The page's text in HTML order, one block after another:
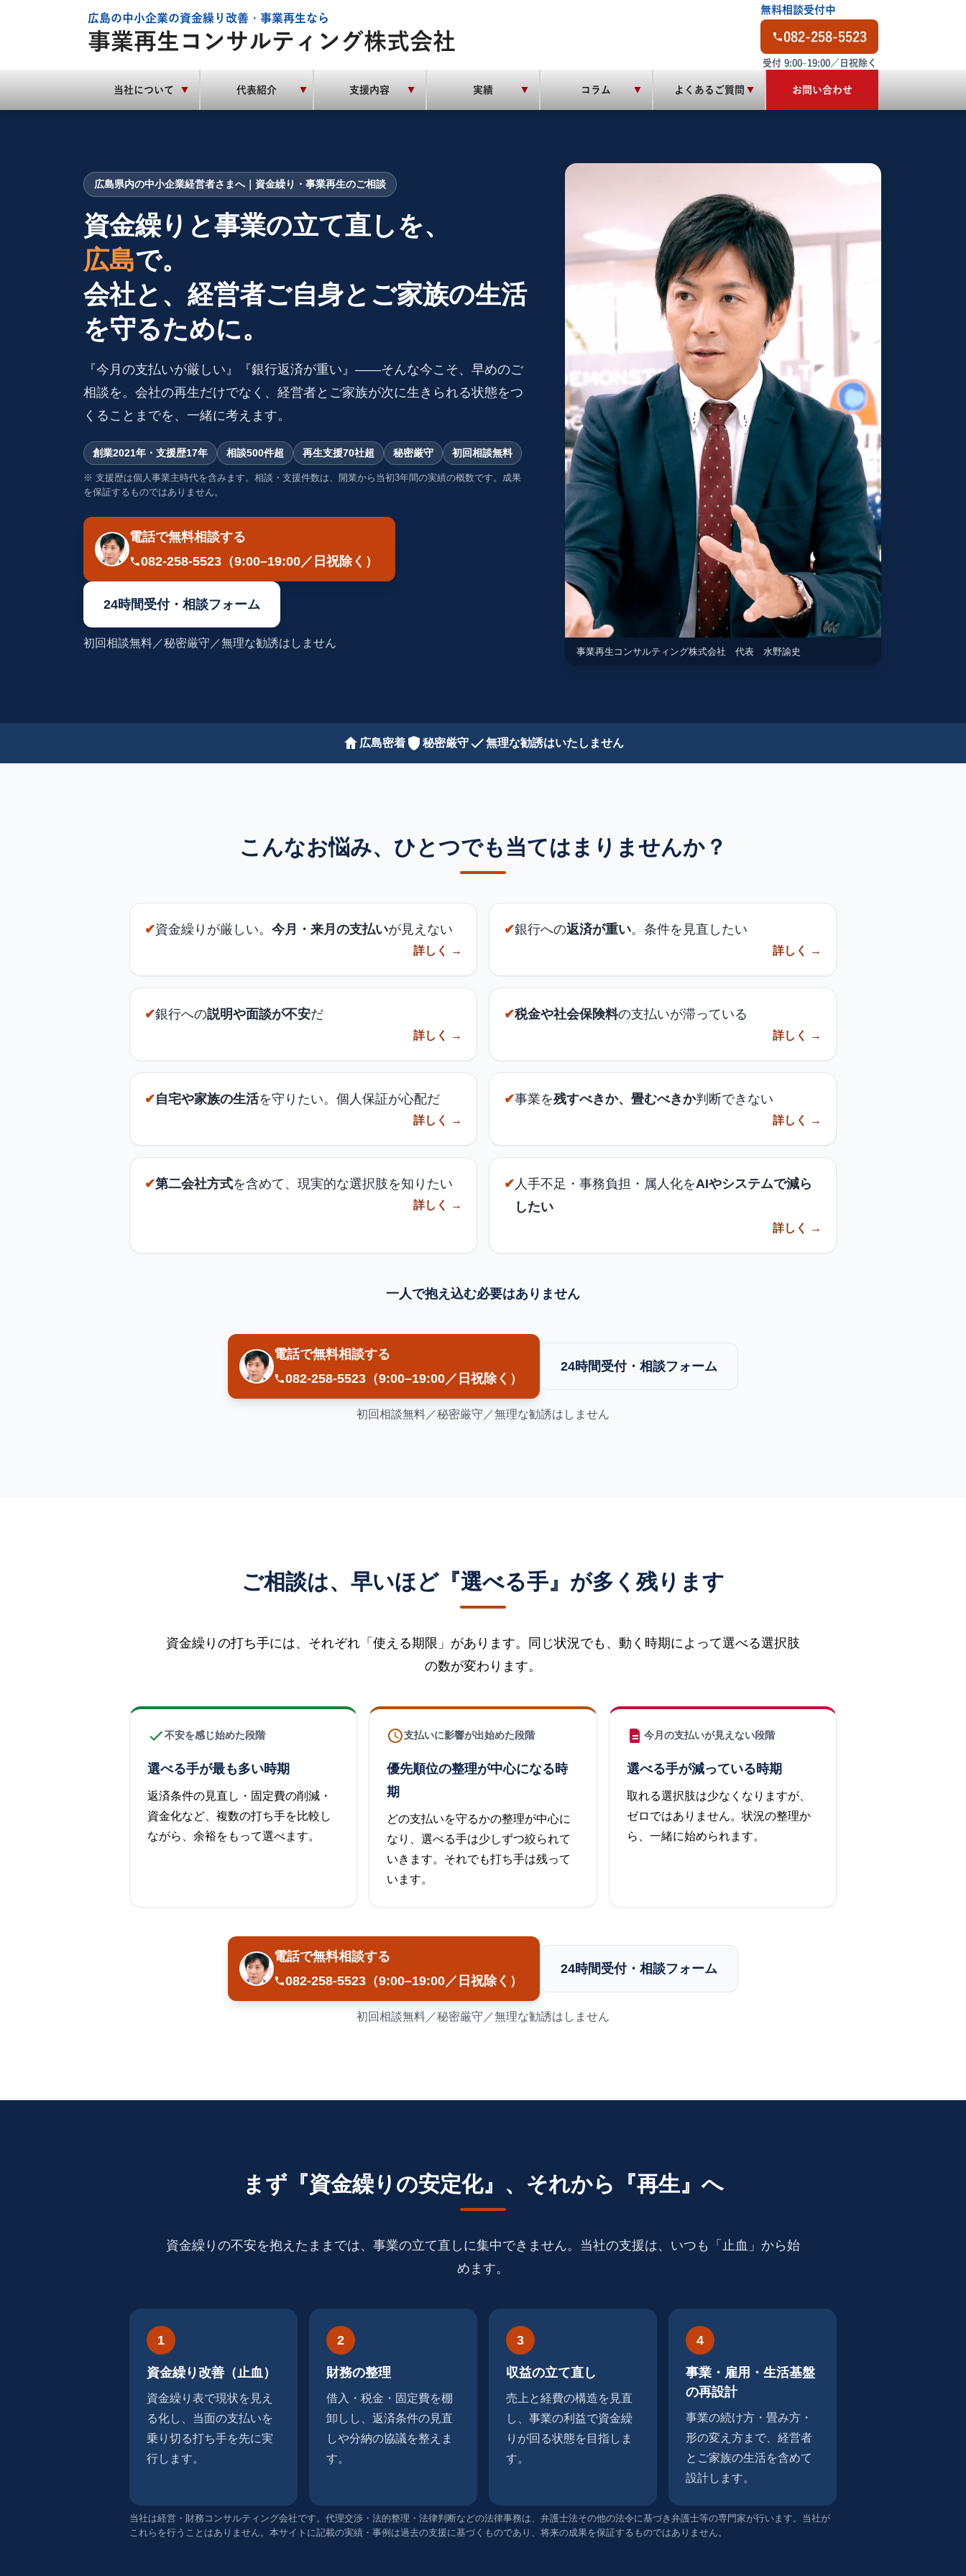
広島の中小企業の資金繰り改善・事業再生なら
事業再生コンサルティング株式会社
無料相談受付中
082-258-5523
受付 9:00–19:00／日祝除く
当社について ▼ 代表紹介 ▼ 支援内容 ▼ 実績 ▼ コラム ▼ よくあるご質問 ▼ お問い合わせ
広島県内の中小企業経営者さまへ｜資金繰り・事業再生のご相談
資金繰りと事業の立て直しを、
広島で。
会社と、経営者ご自身とご家族の生活
を守るために。
『今月の支払いが厳しい』『銀行返済が重い』——そんな今こそ、早めのご
相談を。会社の再生だけでなく、経営者とご家族が次に生きられる状態をつ
くることまでを、一緒に考えます。
創業2021年・支援歴17年 相談500件超 再生支援70社超 秘密厳守 初回相談無料
※ 支援歴は個人事業主時代を含みます。相談・支援件数は、開業から当初3年間の実績の概数です。成果
を保証するものではありません。
電話で無料相談する
082-258-5523 （9:00–19:00／日祝除く）
24時間受付・相談フォーム
初回相談無料／秘密厳守／無理な勧誘はしません
事業再生コンサルティング株式会社 代表 水野諭史
広島密着 秘密厳守 無理な勧誘はいたしません
こんなお悩み、ひとつでも当てはまりませんか？
✔資金繰りが厳しい。 今月・来月の支払いが見えない
詳しく →
✔銀行への返済が重い。条件を見直したい
詳しく →
✔銀行への説明や面談が不安だ
詳しく →
✔税金や社会保険料の支払いが滞っている
詳しく →
✔自宅や家族の生活を守りたい。個人保証が心配だ
詳しく →
✔事業を残すべきか、畳むべきか判断できない
詳しく →
✔第二会社方式を含めて、現実的な選択肢を知りたい
詳しく →
✔ 人手不足・事務負担・属人化をAIやシステムで減ら
したい
詳しく →
一人で抱え込む必要はありません
電話で無料相談する
082-258-5523 （9:00–19:00／日祝除く）
24時間受付・相談フォーム
初回相談無料／秘密厳守／無理な勧誘はしません
ご相談は、早いほど『選べる手』が多く残ります
資金繰りの打ち手には、それぞれ「使える期限」があります。同じ状況でも、動く時期によって選べる選択肢
の数が変わります。
不安を感じ始めた段階
選べる手が最も多い時期
返済条件の見直し・固定費の削減・
資金化など、複数の打ち手を比較し
ながら、余裕をもって選べます。
支払いに影響が出始めた段階
優先順位の整理が中心になる時
期
どの支払いを守るかの整理が中心に
なり、選べる手は少しずつ絞られて
いきます。それでも打ち手は残って
います。
今月の支払いが見えない段階
選べる手が減っている時期
取れる選択肢は少なくなりますが、
ゼロではありません。状況の整理か
ら、一緒に始められます。
電話で無料相談する
082-258-5523 （9:00–19:00／日祝除く）
24時間受付・相談フォーム
初回相談無料／秘密厳守／無理な勧誘はしません
まず『資金繰りの安定化』、それから『再生』へ
資金繰りの不安を抱えたままでは、事業の立て直しに集中できません。当社の支援は、いつも「止血」から始
めます。
1
資金繰り改善（止血）
資金繰り表で現状を見え
る化し、当面の支払いを
乗り切る打ち手を先に実
行します。
2
財務の整理
借入・税金・固定費を棚
卸しし、返済条件の見直
しや分納の協議を整えま
す。
3
収益の立て直し
売上と経費の構造を見直
し、事業の利益で資金繰
りが回る状態を目指しま
す。
4
事業・雇用・生活基盤
の再設計
事業の続け方・畳み方・
形の変え方まで、経営者
とご家族の生活を含めて
設計します。
当社は経営・財務コンサルティング会社です。代理交渉・法的整理・法律判断などの法律事務は、弁護士法その他の法令に基づき弁護士等の専門家が行います。当社が
これらを行うことはありません。本サイトに記載の実績・事例は過去の支援に基づくものであり、将来の成果を保証するものではありません。